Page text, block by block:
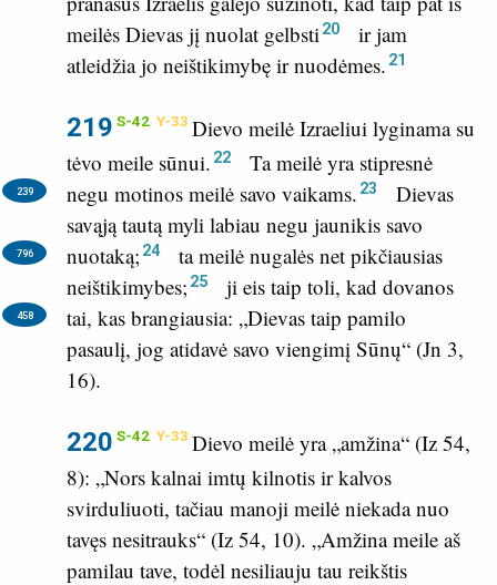
meilės Dievas jį nuolat gelbsti20
ir jam
atleidžia jo neištikimybę ir nuodėmes. 21
219 S-42 Y-33 Dievo meilė Izraeliui lyginama su
tėvo meile sūnui. 22
Ta meilė yra stipresnė
negu motinos meilė savo vaikams. 23
239
Dievas
savąją tautą myli labiau negu jaunikis savo
nuotaką; 24
796
ta meilė nugalės net pikčiausias
neištikimybes; 25
ji eis taip toli, kad dovanos
tai, kas brangiausia:
458
„Dievas taip pamilo
pasaulį, jog atidavė savo viengimį Sūnų“ (Jn 3,
16).
220 S-42 Y-33 Dievo meilė yra „amžina“ (Iz 54,
8): „Nors kalnai imtų kilnotis ir kalvos
svirduliuoti, tačiau manoji meilė niekada nuo
tavęs nesitrauks“ (Iz 54, 10). „Amžina meile aš
pamilau tave, todėl nesiliauju tau reikštis